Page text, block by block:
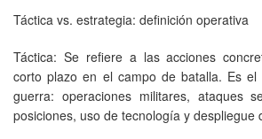
Táctica vs. estrategia: definición operativa
Táctica: Se refiere a las acciones
corto plazo en el campo de batalla. Es el
guerra: operaciones militares, ataques
posiciones, uso de tecnología y despliegue